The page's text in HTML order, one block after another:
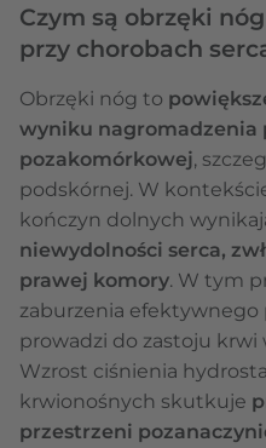
Czym są obrzęki
przy chorobach
Obrzęki nóg to
wyniku nagromadzenia
pozakomórkowej,
podskórnej. W
kończyn dolnych
niewydolności serca,
prawej komory. W tym
zaburzenia efektywnego
prowadzi do zastoju krwi
Wzrost ciśnienia
krwionośnych skutkuje
przestrzeni